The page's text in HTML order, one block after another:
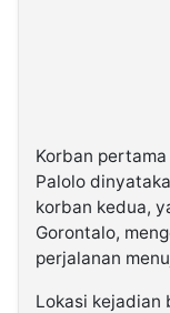
Korban
Palolo
korban kedua,
Gorontalo,
perjalanan
Lokasi kejadian